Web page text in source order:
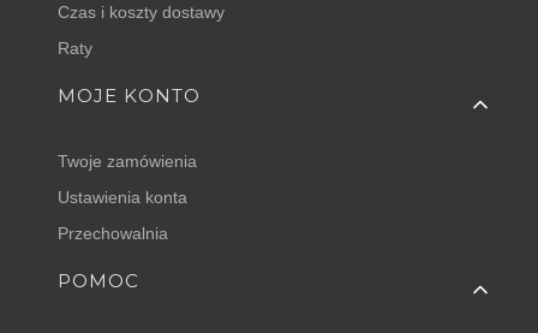
Czas i koszty dostawy
Raty
MOJE KONTO
Twoje zamówienia
Ustawienia konta
Przechowalnia
POMOC